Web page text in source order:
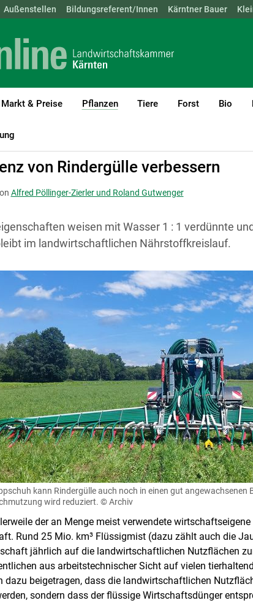
ÖSTERREICH BGLD KTN NÖ OÖ SBG
Außenstellen Bildungsreferent/Innen Kärntner Bauer
Markt & Preise Pflanzen
(current)1
Tiere Forst Bio
von Rindergülle verbessern
Alfred Pöllinger-Zierler und Roland Gutwenger
weisen mit Wasser 1 : 1 verdünnte
im landwirtschaftlichen Nährstoffkreislauf.
kann Rindergülle auch noch in einen gut
wird reduziert. © Archiv
der an Menge meist verwendete
Rund 25 Mio. km³ Flüssigmist (dazu zählt auch die
jährlich auf die landwirtschaftlichen Nutzflächen
aus arbeitstechnischer Sicht auf vielen
dazu beigetragen, dass die landwirtschaftlichen
sondern dass der flüssige Wirtschaftsdünger